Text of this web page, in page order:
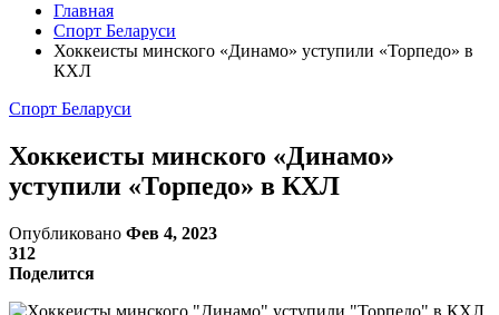
Главная
Спорт Беларуси
Хоккеисты минского «Динамо» уступили «Торпедо» в
КХЛ
Спорт Беларуси
Хоккеисты минского «Динамо»
уступили «Торпедо» в КХЛ
Опубликовано Фев 4, 2023
312
Поделится